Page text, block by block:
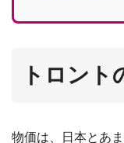
トロント
物価は、日本とあ